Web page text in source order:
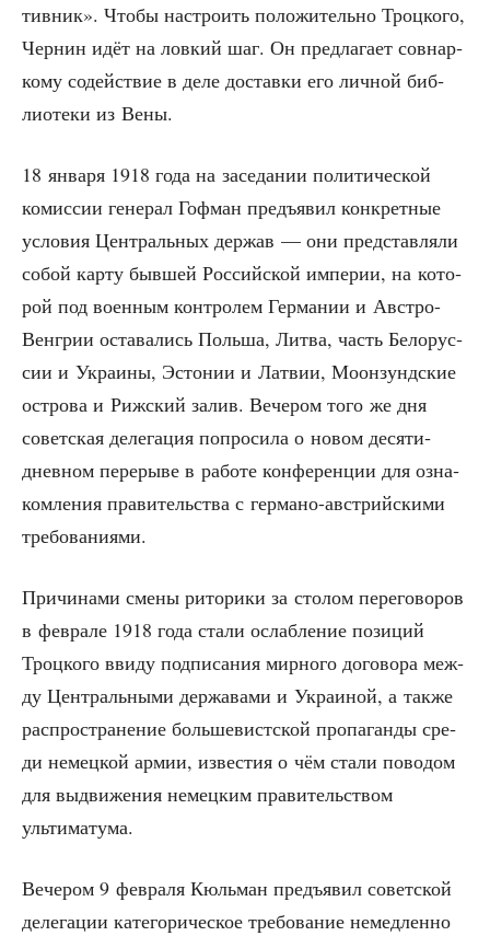
тив­ник». Что­бы настро­ить поло­жи­тель­но Троц­ко­го,
Чер­нин идёт на лов­кий шаг. Он пред­ла­га­ет сов­нар­
ко­му содей­ствие в деле достав­ки его лич­ной биб­
лио­те­ки из Вены.
18 янва­ря 1918 года на засе­да­нии поли­ти­че­ской
комис­сии гене­рал Гоф­ман предъ­явил кон­крет­ные
усло­вия Цен­траль­ных дер­жав — они пред­став­ля­ли
собой кар­ту быв­шей Рос­сий­ской импе­рии, на кото­
рой под воен­ным кон­тро­лем Гер­ма­нии и Авст­ро-
Вен­грии оста­ва­лись Поль­ша, Лит­ва, часть Бело­рус­
сии и Укра­и­ны, Эсто­нии и Лат­вии, Моон­зунд­ские
ост­ро­ва и Риж­ский залив. Вече­ром того же дня
совет­ская деле­га­ция попро­си­ла о новом деся­ти­
днев­ном пере­ры­ве в рабо­те кон­фе­рен­ции для озна­
ком­ле­ния пра­ви­тель­ства с гер­ма­но-австрий­ски­ми
требованиями.
При­чи­на­ми сме­ны рито­ри­ки за сто­лом пере­го­во­ров
в фев­ра­ле 1918 года ста­ли ослаб­ле­ние пози­ций
Троц­ко­го вви­ду под­пи­са­ния мир­но­го дого­во­ра меж­
ду Цен­траль­ны­ми дер­жа­ва­ми и Укра­и­ной, а так­же
рас­про­стра­не­ние боль­ше­вист­ской про­па­ган­ды сре­
ди немец­кой армии, изве­стия о чём ста­ли пово­дом
для выдви­же­ния немец­ким пра­ви­тель­ством
ультиматума.
Вече­ром 9 фев­ра­ля Кюль­ман предъ­явил совет­ской
деле­га­ции кате­го­ри­че­ское тре­бо­ва­ние немед­лен­но